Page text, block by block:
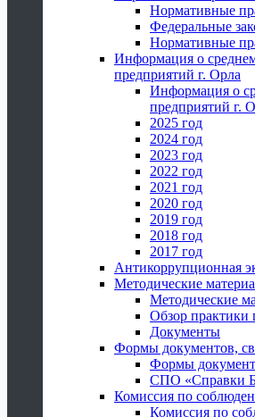
Нормативные
Федеральные
Нормативные
Информация о
предприятий г. Орла
Информация о
предприятий г.
2025 год
2024 год
2023 год
2022 год
2021 год
2020 год
2019 год
2018 год
2017 год
Антикоррупционная
Методические
Методические
Обзор практики
Документы
Формы документов,
Формы
СПО «Справки
Комиссия по
Комиссия по